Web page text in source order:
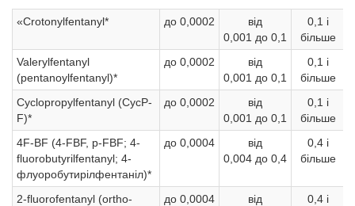
«Crotonylfentanyl* до 0,0002
від
0,001 до 0,1
0,1 і
більше
Valerylfentanyl
(pentanoylfentanyl)*
до 0,0002
від
0,001 до 0,1
0,1 і
більше
Cyclopropylfentanyl (CycP-
F)*
до 0,0002
від
0,001 до 0,1
0,1 і
більше
4F-BF (4-FBF, p-FBF; 4-
fluorobutyrilfentanyl; 4-
флуоробутирілфентаніл)*
до 0,0004
від
0,004 до 0,4
0,4 і
більше
2-fluorofentanyl (ortho-
до 0,0004
від
0,4 і